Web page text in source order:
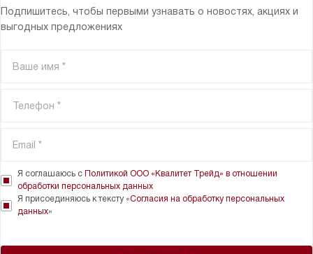
Подпишитесь, чтобы первыми узнавать о новостях, акциях и
выгодных предложениях
Я соглашаюсь с Политикой ООО «Квалитет Трейд» в отношении
обработки персональных данных
Я присоединяюсь к тексту «Согласия на обработку персональных
данных»